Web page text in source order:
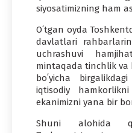
siyosatimizning ham
Oʻtgan oyda
davlatlari
uchrashuvi
mintaqada tinchlik va
boʻyicha
iqtisodiy
ekanimizni yana bir
Shuni alohida